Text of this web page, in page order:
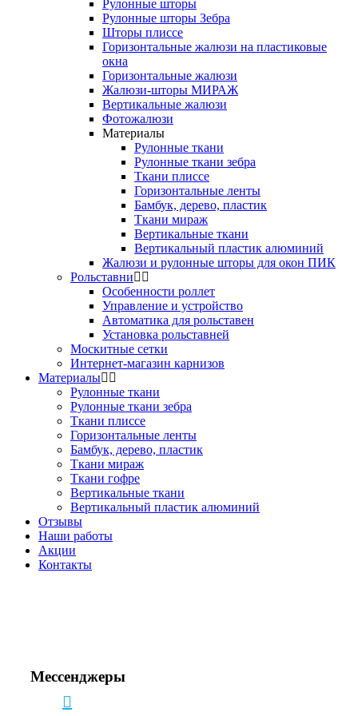
Рулонные шторы
Рулонные шторы Зебра
Шторы плиссе
Горизонтальные жалюзи на пластиковые
окна
Горизонтальные жалюзи
Жалюзи-шторы МИРАЖ
Вертикальные жалюзи
Фотожалюзи
Материалы
Рулонные ткани
Рулонные ткани зебра
Ткани плиссе
Горизонтальные ленты
Бамбук, дерево, пластик
Ткани мираж
Вертикальные ткани
Вертикальный пластик алюминий
Жалюзи и рулонные шторы для окон ПИК
Рольставни
Особенности роллет
Управление и устройство
Автоматика для рольставен
Установка рольставней
Москитные сетки
Интернет-магазин карнизов
Материалы
Рулонные ткани
Рулонные ткани зебра
Ткани плиссе
Горизонтальные ленты
Бамбук, дерево, пластик
Ткани мираж
Ткани гофре
Вертикальные ткани
Вертикальный пластик алюминий
Отзывы
Наши работы
Акции
Контакты
Мессенджеры